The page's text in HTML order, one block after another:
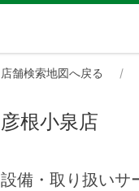
店舗検索地図へ戻る
彦根小泉店
設備・取り扱いサ